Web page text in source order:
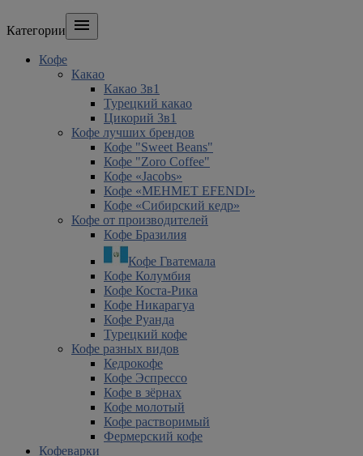
Категории 
Кофе
Какао
Какао 3в1
Турецкий какао
Цикорий 3в1
Кофе лучших брендов
Кофе "Sweet Beans"
Кофе "Zoro Coffee"
Кофе «Jacobs»
Кофе «MEHMET EFENDI»
Кофе «Сибирский кедр»
Кофе от производителей
Кофе Бразилия
Кофе Гватемала
Кофе Колумбия
Кофе Коста-Рика
Кофе Никарагуа
Кофе Руанда
Турецкий кофе
Кофе разных видов
Кедрокофе
Кофе Эспрессо
Кофе в зёрнах
Кофе молотый
Кофе растворимый
Фермерский кофе
Кофеварки